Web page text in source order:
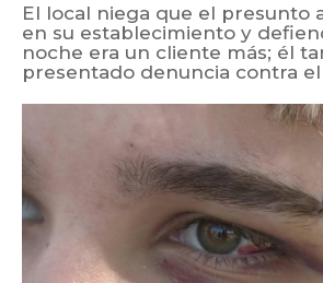
El local niega que el presunto
en su establecimiento y
noche era un cliente más; él
presentado denuncia contra